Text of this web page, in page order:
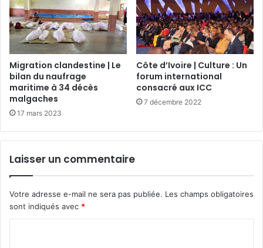
Migration clandestine | Le
bilan du naufrage
maritime à 34 décès
malgaches
17 mars 2023
Côte d’Ivoire | Culture : Un
forum international
consacré aux ICC
7 décembre 2022
Laisser un commentaire
Votre adresse e-mail ne sera pas publiée. Les champs obligatoires
sont indiqués avec *